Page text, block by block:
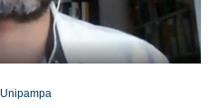
Unipampa